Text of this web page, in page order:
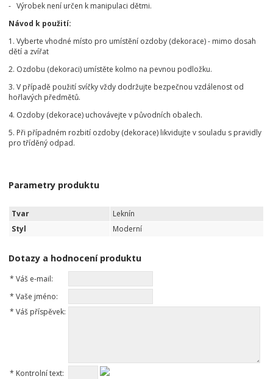
- Výrobek není určen k manipulaci dětmi.
Návod k použití:
1. Vyberte vhodné místo pro umístění ozdoby (dekorace) - mimo dosah
dětí a zvířat
2. Ozdobu (dekoraci) umístěte kolmo na pevnou podložku.
3. V případě použití svíčky vždy dodržujte bezpečnou vzdálenost od
hořlavých předmětů.
4. Ozdoby (dekorace) uchovávejte v původních obalech.
5. Při případném rozbití ozdoby (dekorace) likvidujte v souladu s pravidly
pro tříděný odpad.
Parametry produktu
Tvar
Leknín
Styl
Moderní
Dotazy a hodnocení produktu
* Váš e-mail:
* Vaše jméno:
* Váš příspěvek:
* Kontrolní text: